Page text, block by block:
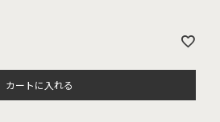
カートに入れる